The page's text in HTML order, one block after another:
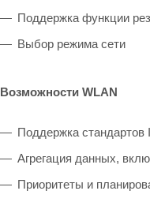
Поддержка функции
Выбор режима сети
Возможности WLAN
Поддержка стандартов
Агрегация данных,
Приоритеты и